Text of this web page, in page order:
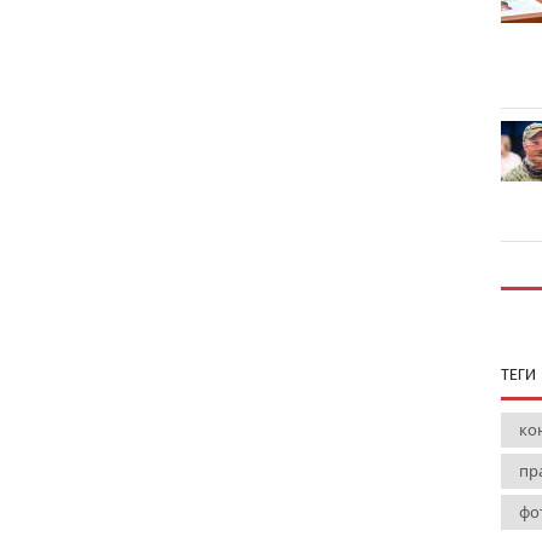
ТЕГИ